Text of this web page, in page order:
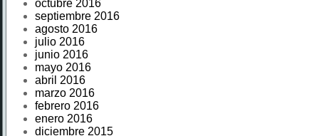
octubre 2016
septiembre 2016
agosto 2016
julio 2016
junio 2016
mayo 2016
abril 2016
marzo 2016
febrero 2016
enero 2016
diciembre 2015